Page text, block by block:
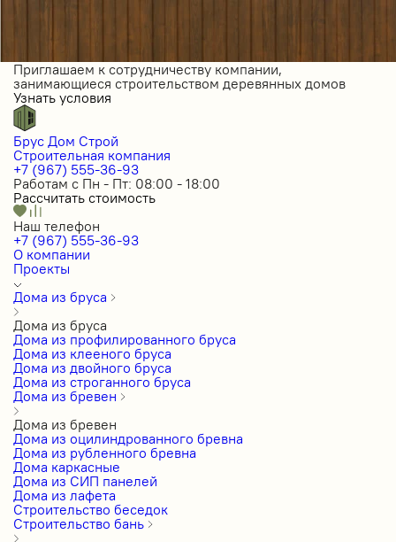
Приглашаем к сотрудничеству компании,
занимающиеся строительством деревянных домов
Узнать условия
Брус Дом Строй
Строительная компания
+7 (967) 555-36-93
Работам с Пн - Пт: 08:00 - 18:00
Рассчитать стоимость
Наш телефон
+7 (967) 555-36-93
О компании
Проекты
Дома из бруса
Дома из бруса
Дома из профилированного бруса
Дома из клееного бруса
Дома из двойного бруса
Дома из строганного бруса
Дома из бревен
Дома из бревен
Дома из оцилиндрованного бревна
Дома из рубленного бревна
Дома каркасные
Дома из СИП панелей
Дома из лафета
Строительство беседок
Строительство бань